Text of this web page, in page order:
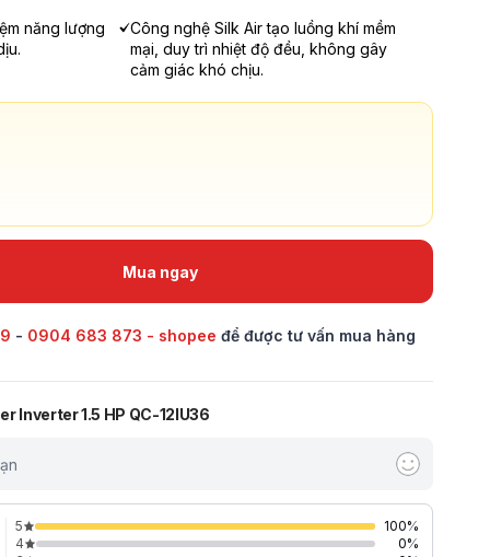
năng lượng
Công nghệ Silk Air tạo luồng khí mềm
mại, duy trì nhiệt độ đều, không gây
cảm giác khó chịu.
Mua ngay
- 0904 683 873 - shopee để được tư vấn mua hàng
Inverter 1.5 HP QC-12IU36
5 100%
4
0%